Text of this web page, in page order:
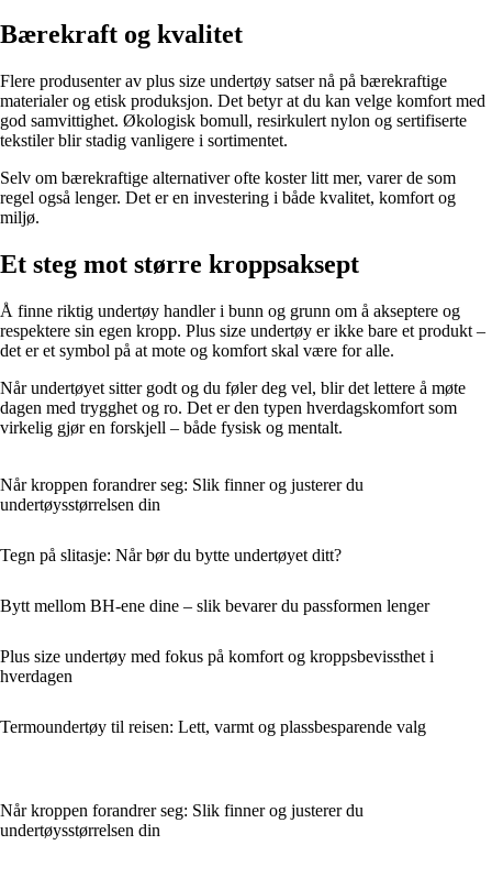
Bærekraft og kvalitet
Flere produsenter av plus size undertøy satser nå på bærekraftige
materialer og etisk produksjon. Det betyr at du kan velge komfort med
god samvittighet. Økologisk bomull, resirkulert nylon og sertifiserte
tekstiler blir stadig vanligere i sortimentet.
Selv om bærekraftige alternativer ofte koster litt mer, varer de som
regel også lenger. Det er en investering i både kvalitet, komfort og
miljø.
Et steg mot større kroppsaksept
Å finne riktig undertøy handler i bunn og grunn om å akseptere og
respektere sin egen kropp. Plus size undertøy er ikke bare et produkt –
det er et symbol på at mote og komfort skal være for alle.
Når undertøyet sitter godt og du føler deg vel, blir det lettere å møte
dagen med trygghet og ro. Det er den typen hverdagskomfort som
virkelig gjør en forskjell – både fysisk og mentalt.
Når kroppen forandrer seg: Slik finner og justerer du
undertøysstørrelsen din
Tegn på slitasje: Når bør du bytte undertøyet ditt?
Bytt mellom BH-ene dine – slik bevarer du passformen lenger
Plus size undertøy med fokus på komfort og kroppsbevissthet i
hverdagen
Termoundertøy til reisen: Lett, varmt og plassbesparende valg
Når kroppen forandrer seg: Slik finner og justerer du
undertøysstørrelsen din